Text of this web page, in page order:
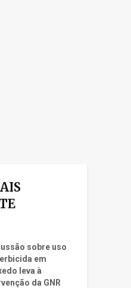
sobre uso
em
leva à
da GNR